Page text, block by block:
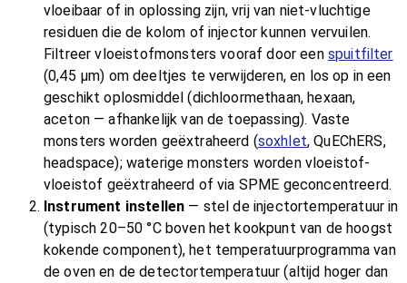
vloeibaar of in oplossing zijn, vrij van niet-vluchtige
residuen die de kolom of injector kunnen vervuilen.
Filtreer vloeistofmonsters vooraf door een spuitfilter
(0,45 µm) om deeltjes te verwijderen, en los op in een
geschikt oplosmiddel (dichloormethaan, hexaan,
aceton — afhankelijk van de toepassing). Vaste
monsters worden geëxtraheerd (soxhlet, QuEChERS,
headspace); waterige monsters worden vloeistof-
vloeistof geëxtraheerd of via SPME geconcentreerd.
Instrument instellen — stel de injectortemperatuur in
(typisch 20–50 °C boven het kookpunt van de hoogst
kokende component), het temperatuurprogramma van
de oven en de detectortemperatuur (altijd hoger dan